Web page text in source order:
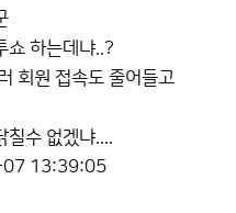
쇼 하는데냐..?
회원 접속도 줄어들고
칠수 없겠냐....
13:39:05